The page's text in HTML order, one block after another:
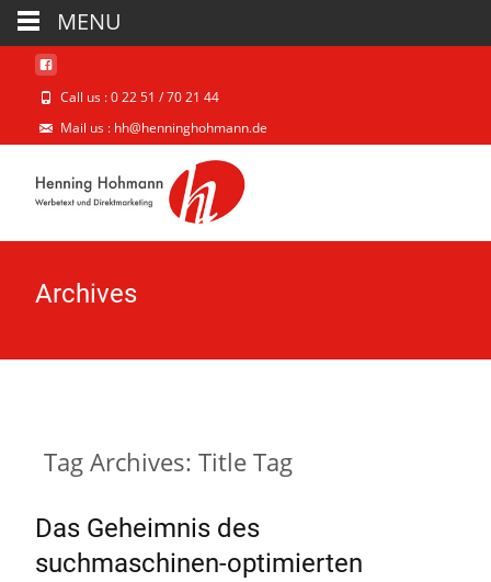
Call us : 0 22 51 / 70 21 44
Mail us : hh@henninghohmann.de
Archives
Tag Archives: Title Tag
Das Geheimnis des
suchmaschinen-optimierten
MENU